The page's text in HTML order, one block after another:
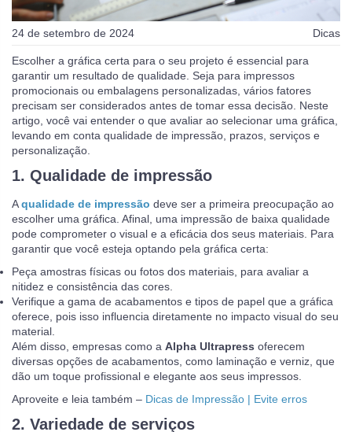
24 de setembro de 2024 Dicas
Escolher a gráfica certa para o seu projeto é essencial para
garantir um resultado de qualidade. Seja para impressos
promocionais ou embalagens personalizadas, vários fatores
precisam ser considerados antes de tomar essa decisão. Neste
artigo, você vai entender o que avaliar ao selecionar uma gráfica,
levando em conta qualidade de impressão, prazos, serviços e
personalização.
1. Qualidade de impressão
Aqualidade de impressão deve ser a primeira preocupação ao
escolher uma gráfica. Afinal, uma impressão de baixa qualidade
pode comprometer o visual e a eficácia dos seus materiais. Para
garantir que você esteja optando pela gráfica certa:
Peça amostras físicas ou fotos dos materiais, para avaliar a
nitidez e consistência das cores.
Verifique a gama de acabamentos e tipos de papel que a gráfica
oferece, pois isso influencia diretamente no impacto visual do seu
material.
Além disso, empresas como a Alpha Ultrapress oferecem
diversas opções de acabamentos, como laminação e verniz, que
dão um toque profissional e elegante aos seus impressos.
Aproveite e leia também – Dicas de Impressão | Evite erros
2. Variedade de serviços